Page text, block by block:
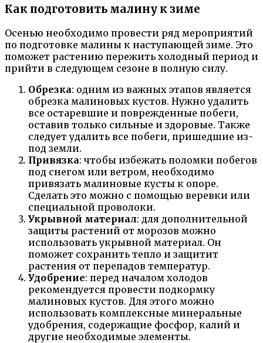
Как подготовить малину к зиме
Осенью необходимо провести ряд мероприятий
по подготовке малины к наступающей зиме. Это
поможет растению пережить холодный период и
прийти в следующем сезоне в полную силу.
Обрезка: одним из важных этапов является
обрезка малиновых кустов. Нужно удалить
все остаревшие и поврежденные побеги,
оставив только сильные и здоровые. Также
следует удалить все побеги, пришедшие из-
под земли.
Привязка: чтобы избежать поломки побегов
под снегом или ветром, необходимо
привязать малиновые кусты к опоре.
Сделать это можно с помощью веревки или
специальной проволоки.
Укрывной материал: для дополнительной
защиты растений от морозов можно
использовать укрывной материал. Он
поможет сохранить тепло и защитит
растения от перепадов температур.
Удобрение: перед началом холодов
рекомендуется провести подкормку
малиновых кустов. Для этого можно
использовать комплексные минеральные
удобрения, содержащие фосфор, калий и
другие необходимые элементы.